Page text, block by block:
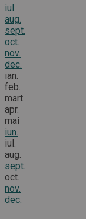
iul.
aug.
sept.
oct.
nov.
dec.
ian.
feb.
mart.
apr.
mai
iun.
iul.
aug.
sept.
oct.
nov.
dec.